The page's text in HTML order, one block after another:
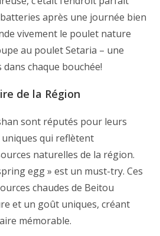
après une journée bien
vivement le poulet nature
au poulet Setaria – une
chaque bouchée!
de la Région
sont réputés pour leurs
qui reflètent
naturelles de la région.
egg » est un must-try. Ces
chaudes de Beitou
et un goût uniques, créant
mémorable.